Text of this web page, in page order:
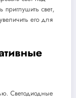
приглушить свет,
его для
Светодиодные